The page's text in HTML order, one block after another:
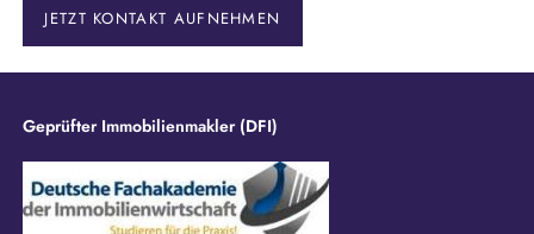
eJETZT KONTAKT AUFNEHMEN
Geprüfter Immobilienmakler (DFI)